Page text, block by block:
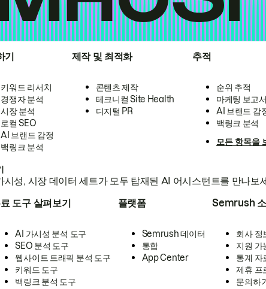
기
키워드 리서치
경쟁자 분석
시장 분석
로컬 SEO
AI 브랜드 감정
백링크 분석
제작 및 최적화
콘텐츠 제작
테크니컬 Site Health
디지털 PR
추적
순위 추적
마케팅 보고
AI 브랜드 감
백링크 분석
모든 항목을
시성, 시장 데이터 세트가 모두 탑재된 AI 어시스턴트를 만나보
도구 살펴보기
AI 가시성 분석 도구
SEO 분석 도구
웹사이트 트래픽 분석 도구
키워드 도구
백링크 분석 도구
플랫폼
Semrush 데이터
통합
App Center
Semrush
회사 정
지원 가
통계 자
제휴 프
문의하